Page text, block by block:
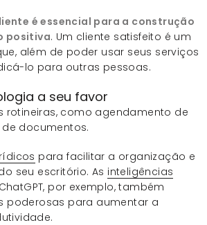
é essencial para a construção
positiva. Um cliente satisfeito é um
além de poder usar seus serviços
lo para outras pessoas.
a seu favor
rotineiras, como agendamento de
documentos.
para facilitar a organização e
seu escritório. As inteligências
por exemplo, também
poderosas para aumentar a